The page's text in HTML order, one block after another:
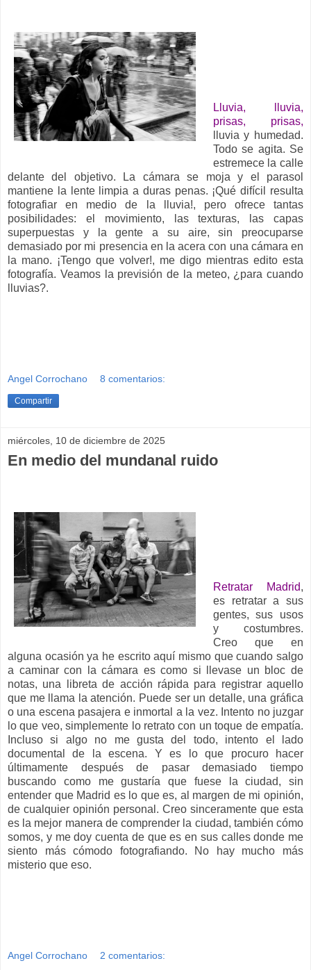
Lluvia, lluvia,
prisas, prisas,
lluvia y humedad.
Todo se agita. Se
estremece la calle
delante del objetivo. La cámara se moja y el parasol
mantiene la lente limpia a duras penas. ¡Qué difícil resulta
fotografiar en medio de la lluvia!, pero ofrece tantas
posibilidades: el movimiento, las texturas, las capas
superpuestas y la gente a su aire, sin preocuparse
demasiado por mi presencia en la acera con una cámara en
la mano. ¡Tengo que volver!, me digo mientras edito esta
fotografía. Veamos la previsión de la meteo, ¿para cuando
lluvias?.
Angel Corrochano 8 comentarios:
Compartir
miércoles, 10 de diciembre de 2025
En medio del mundanal ruido
Retratar Madrid,
es retratar a sus
gentes, sus usos
y costumbres.
Creo que en
alguna ocasión ya he escrito aquí mismo que cuando salgo
a caminar con la cámara es como si llevase un bloc de
notas, una libreta de acción rápida para registrar aquello
que me llama la atención. Puede ser un detalle, una gráfica
o una escena pasajera e inmortal a la vez. Intento no juzgar
lo que veo, simplemente lo retrato con un toque de empatía.
Incluso si algo no me gusta del todo, intento el lado
documental de la escena. Y es lo que procuro hacer
últimamente después de pasar demasiado tiempo
buscando como me gustaría que fuese la ciudad, sin
entender que Madrid es lo que es, al margen de mi opinión,
de cualquier opinión personal. Creo sinceramente que esta
es la mejor manera de comprender la ciudad, también cómo
somos, y me doy cuenta de que es en sus calles donde me
siento más cómodo fotografiando. No hay mucho más
misterio que eso.
Angel Corrochano 2 comentarios: